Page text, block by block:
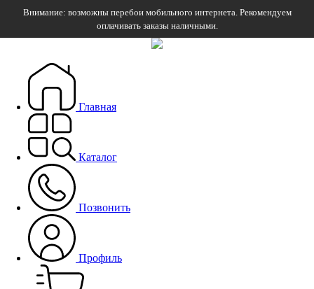
Внимание: возможны перебои мобильного интернета. Рекомендуем
оплачивать заказы наличными.
Главная
Каталог
Позвонить
Профиль